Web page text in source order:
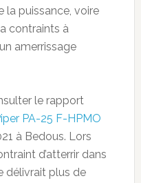
la puissance, voire
contraints à
amerrissage
le rapport
PA-25 F-HPMO
à Bedous. Lors
d’atterrir dans
délivrait plus de